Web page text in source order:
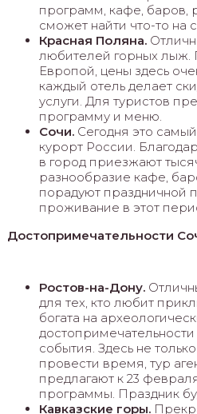
программ, кафе, баров,
сможет найти что-то на
Красная Поляна.
любителей горных лыж.
Европой, цены здесь
каждый отель делает
услуги. Для туристов
программу и меню.
Сочи.Сегодня это
курорт России.
в город приезжают
разнообразие кафе,
порадуют праздничной
проживание в этот
Достопримечательности
Ростов-на-Дону.
для тех, кто любит
богата на
события. Здесь не
провести время, тур
предлагают к 23
программы. Праздник
Кавказские горы.